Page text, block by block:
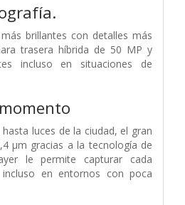
brillantes con detalles más
trasera híbrida de 50 MP y
incluso en situaciones de
luces de la ciudad, el gran
μm gracias a la tecnología de
le permite capturar cada
en entornos con poca